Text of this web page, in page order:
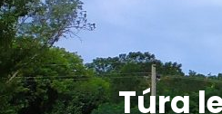
Túra